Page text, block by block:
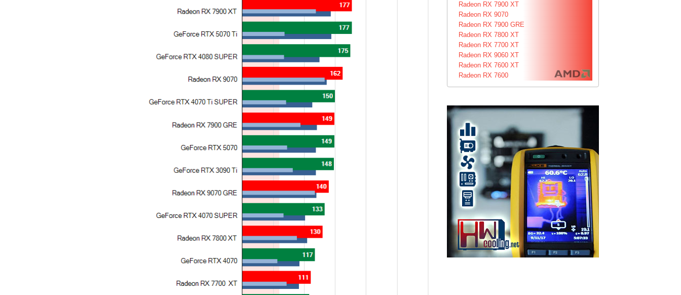
Radeon RX 7900 XT
Radeon RX 9070
Radeon RX 7900 GRE
Radeon RX 7800 XT
Radeon RX 7700 XT
Radeon RX 9060 XT
Radeon RX 7600 XT
Radeon RX 7600